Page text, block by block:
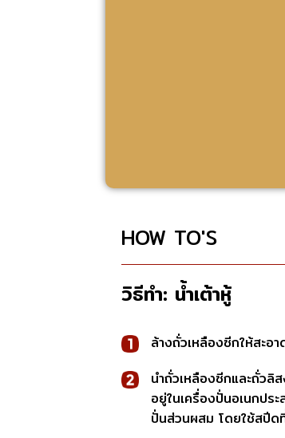
HOW TO'S
วิธีทำ: น้ำเต้าหู้
ล้างถั่วเหลืองซีกให้สะอ
นำถั่วเหลืองซีกและถั่วลิ
อยู่ในเครื่องปั่นอเนกปร
ปั่นส่วนผสม โดยใช้สปีด